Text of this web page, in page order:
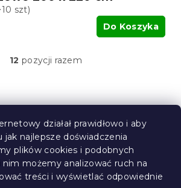
działał prawidłowo i aby
jak najlepsze doświadczenia
plików cookies i podobnych
możemy analizować ruch na
treści i wyświetlać odpowiednie
szt)
Do Koszyka
K
t
o
l
k
i
l
i
12 pozycji razem
Ciebie